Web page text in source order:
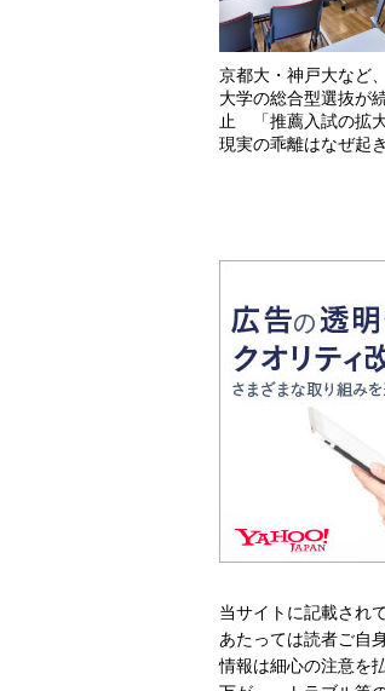
京都大・神戸大など
大学の総合型選抜が
止 「推薦入試の拡
現実の乖離はなぜ起
当サイトに記載され
あたっては読者ご自
情報は細心の注意を